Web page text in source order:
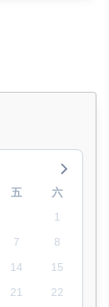
五
六
1
7
8
14
15
21
22